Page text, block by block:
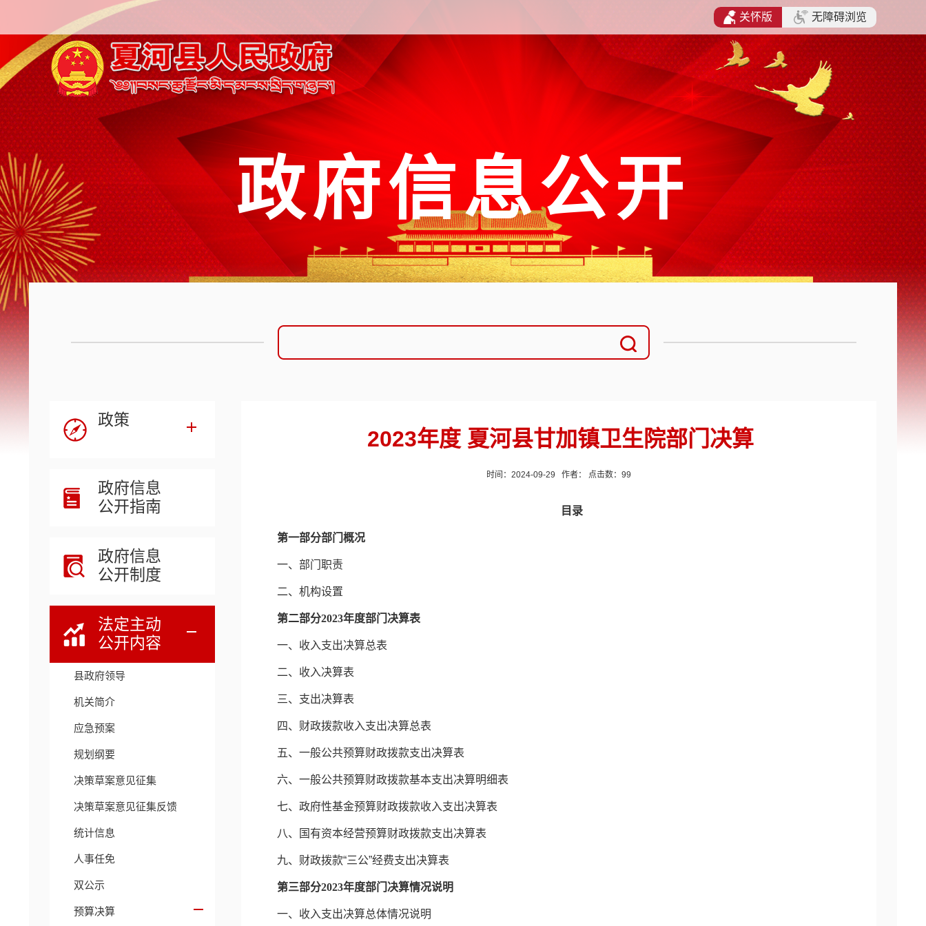
政府信息公开
政策
政府信息
公开指南
政府信息
公开制度
法定主动
公开内容
县政府领导
机关简介
应急预案
规划纲要
决策草案意见征集
决策草案意见征集反馈
统计信息
人事任免
双公示
预算决算
2023年度 夏河县甘加镇卫生院部门决算
时间：2024-09-29 作者： 点击数： 99
目录
第一部分部门概况
一、部门职责
二、机构设置
第二部分2023年度部门决算表
一、收入支出决算总表
二、收入决算表
三、支出决算表
四、财政拨款收入支出决算总表
五、一般公共预算财政拨款支出决算表
六、一般公共预算财政拨款基本支出决算明细表
七、政府性基金预算财政拨款收入支出决算表
八、国有资本经营预算财政拨款支出决算表
九、财政拨款“三公”经费支出决算表
第三部分2023年度部门决算情况说明
一、收入支出决算总体情况说明
关怀版 无障碍浏览